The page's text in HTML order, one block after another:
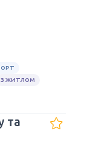
З ЖИТЛОМ
та